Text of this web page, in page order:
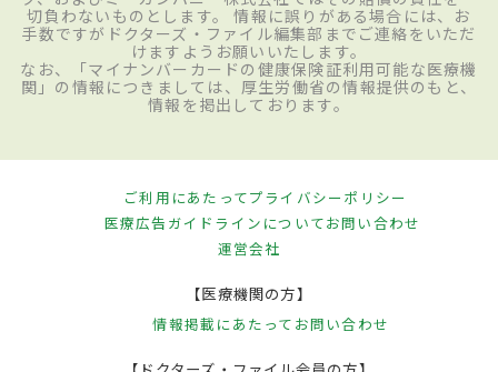
切負わないものとします。 情報に誤りがある場合には、お
手数ですがドクターズ・ファイル編集部までご連絡をいただ
けますようお願いいたします。
なお、「マイナンバーカードの健康保険証利用可能な医療機
関」の情報につきましては、厚生労働省の情報提供のもと、
情報を掲出しております。
ご利用にあたってプライバシーポリシー
医療広告ガイドラインについてお問い合わせ
運営会社
【医療機関の方】
情報掲載にあたって お問い合わせ